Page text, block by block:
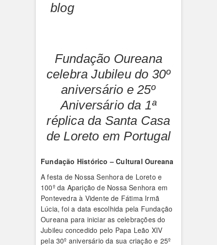
blog
Fundação Oureana
celebra Jubileu do 30º
aniversário e 25º
Aniversário da 1ª
réplica da Santa Casa
de Loreto em Portugal
Fundação Histórico – Cultural Oureana
A festa de Nossa Senhora de Loreto e
100º da Aparição de Nossa Senhora em
Pontevedra à Vidente de Fátima Irmã
Lúcia, foi a data escolhida pela Fundação
Oureana para iniciar as celebrações do
Jubileu concedido pelo Papa Leão XIV
pela 30º aniversário da sua criação e 25º